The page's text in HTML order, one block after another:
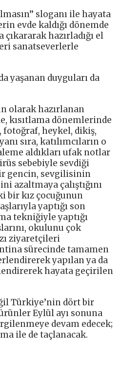
sloganı ile hayata
evde kaldığı dönemde
çıkararak hazırladığı el
sanatseverlerle
yaşanan duyguları da
olarak hazırlanan
kısıtlama dönemlerinde
fotoğraf, heykel, dikiş,
sıra, katılımcıların o
aldıkları ufak notlar
sebebiyle sevdiği
gencin, sevgilisinin
azaltmaya çalıştığını
bir kız çocuğunun
yaptığı son
tekniğiyle yaptığı
okulunu çok
ziyaretçileri
sürecinde tamamen
yapılan ya da
hayata geçirilen
Türkiye’nin dört bir
Eylül ayı sonuna
devam edecek;
ile de taçlanacak.